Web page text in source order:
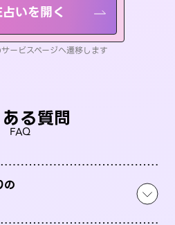
いを開く
ービスページへ遷移します
る質問
FAQ
の